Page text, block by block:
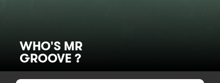
WHO'S MR
GROOVE ?